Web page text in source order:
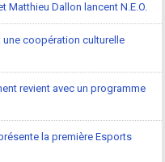
Matthieu Dallon lancent N.E.O.
une coopération culturelle
revient avec un programme
la première Esports